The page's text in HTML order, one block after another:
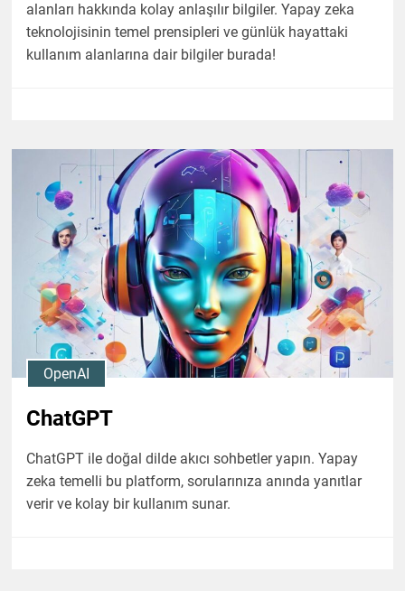
alanları hakkında kolay anlaşılır bilgiler. Yapay zeka
teknolojisinin temel prensipleri ve günlük hayattaki
kullanım alanlarına dair bilgiler burada!
OpenAI
ChatGPT
ChatGPT ile doğal dilde akıcı sohbetler yapın. Yapay
zeka temelli bu platform, sorularınıza anında yanıtlar
verir ve kolay bir kullanım sunar.